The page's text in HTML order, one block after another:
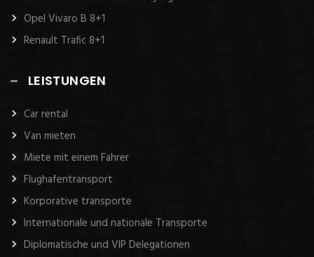
Opel Vivaro B 8+1
Renault Trafic 8+1
LEISTUNGEN
Car rental
Van mieten
Miete mit einem Fahrer
Flughafentransport
Korporative transporte
Internationale und nationale Transporte
Diplomatische und VIP Delegationen